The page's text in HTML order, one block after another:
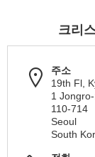
크리
주소
19th Fl,
1
110-714
Seoul
South